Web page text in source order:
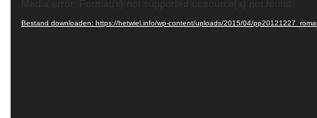
Bestand downloaden: https://hetwiel.info/wp-content/uploads/2015/04/